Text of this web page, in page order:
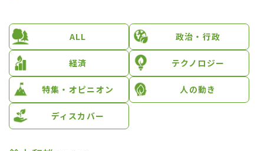
ALL 政治・行政
経済 テクノロジー
特集・オピニオン 人の動き
ディスカバー